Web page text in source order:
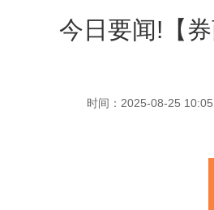
今日要闻!【
时间：2025-08-25